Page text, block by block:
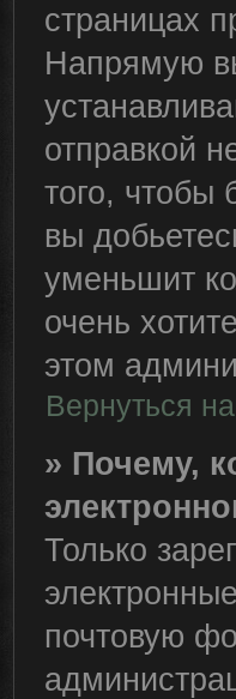
страницах
Напрямую
отправкой
того, чтобы
вы
уменьшит
очень
этом
Вернуться
» Почему,
Только
почтовую